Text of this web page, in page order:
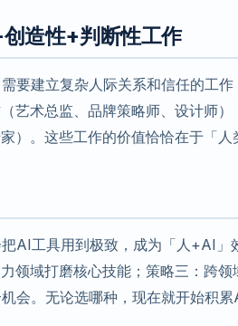
造性+判断性工作
要建立复杂人际关系和信任的工
艺术总监、品牌策略师、设计师
）。这些工作的价值恰恰在于「人
AI工具用到极致，成为「人+AI
领域打磨核心技能；策略三：跨
会。无论选哪种，现在就开始积累